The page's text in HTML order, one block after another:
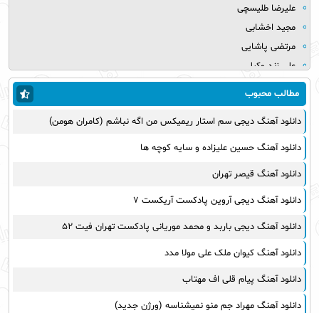
علیرضا طلیسچی
مجید اخشابی
مرتضی پاشایی
علی زند وکیلی
میلاد بابایی
مهدی یراحی
روزبه نعمت الهی
عماد طالب زاده
یوسف زمانی
مجید خراطها
زانیار خسروی
پرواز همای
بهنام علمشاهی
مطالب محبوب
دانلود آهنگ دیجی سم استار ریمیکس من اگه نباشم (کامران هومن)
دانلود آهنگ حسین علیزاده و سایه کوچه ها
دانلود آهنگ قیصر تهران
دانلود آهنگ دیجی آروین پادکست آریکست ۷
دانلود آهنگ دیجی باربد و محمد موریانی پادکست تهران فیت ۵۲
دانلود آهنگ کیوان ملک علی مولا مدد
دانلود آهنگ پیام قلی اف مهتاب
دانلود آهنگ مهراد جم منو نمیشناسه (ورژن جدید)